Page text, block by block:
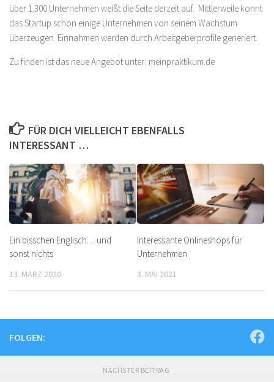
über 1.300 Unternehmen weißt die Seite derzeit auf. Mittlerweile konnt
das Startup schon einige Unternehmen von seinem Wachstum
überzeugen. Einnahmen werden durch Arbeitgeberprofile generiert.
Zu finden ist das neue Angebot unter: meinpraktikum.de
FÜR DICH VIELLEICHT EBENFALLS
INTERESSANT …
Ein bisschen Englisch… und
sonst nichts
13. MÄRZ 2020
Interessante Onlineshops für
Unternehmen
3. MAI 2021
FOLGEN:
NÄCHSTER BEITRAG